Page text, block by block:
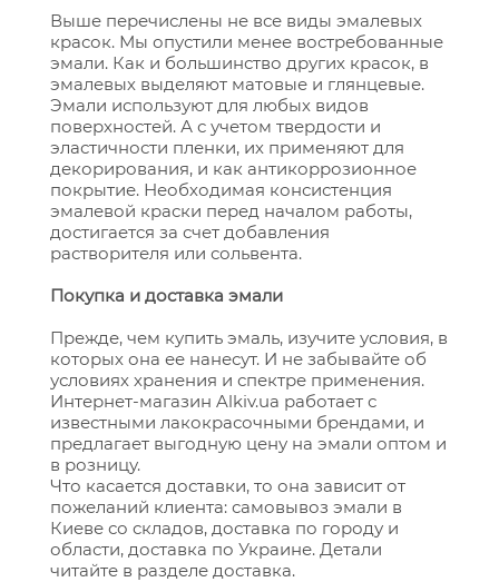
Выше перечислены не все виды эмалевых
красок. Мы опустили менее востребованные
эмали. Как и большинство других красок, в
эмалевых выделяют матовые и глянцевые.
Эмали используют для любых видов
поверхностей. А с учетом твердости и
эластичности пленки, их применяют для
декорирования, и как антикоррозионное
покрытие. Необходимая консистенция
эмалевой краски перед началом работы,
достигается за счет добавления
растворителя или сольвента.
Покупка и доставка эмали
Прежде, чем купить эмаль, изучите условия, в
которых она ее нанесут. И не забывайте об
условиях хранения и спектре применения.
Интернет-магазин Alkiv.ua работает с
известными лакокрасочными брендами, и
предлагает выгодную цену на эмали оптом и
в розницу.
Что касается доставки, то она зависит от
пожеланий клиента: самовывоз эмали в
Киеве со складов, доставка по городу и
области, доставка по Украине. Детали
читайте в разделе доставка.